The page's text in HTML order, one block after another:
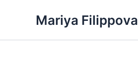
Mariya Filippova